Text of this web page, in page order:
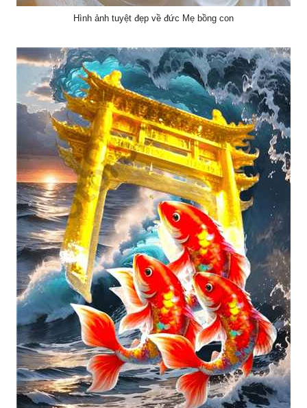
Hình ảnh tuyệt đẹp về đức Mẹ bồng con